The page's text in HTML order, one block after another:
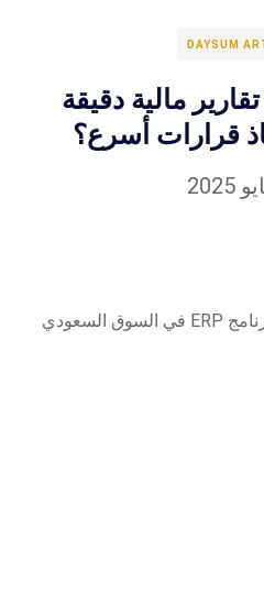
DAYSUM
كيف يوفّر ERP تقارير مالية دقيقة
قرارات أسرع؟